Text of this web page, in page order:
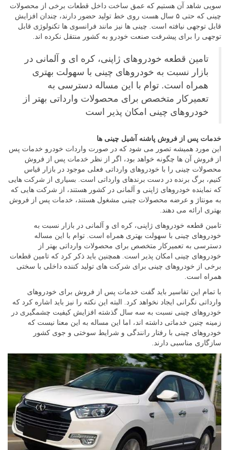
سویی شاهد آن هستیم که عمق ساخت داخل قطعات برخی از محصولات
چینی که حتی ۵ سال هست روی خط تولید حضور دارند، چندان افزایش
قابل توجهی نیافته است. چینی ها نیز مانند فرانسوی ها تکنولوژی قابل
توجهی را برای پیشرفت صنعت خودرو به کشور منتقل نکرده اند.
تامین قطعه خودروهای ژاپنی، کره ای و آلمانی در
بازار نسبت به خودروهای چینی با سهولت بهتری
همراه است. توام با این مساله دسترسی به
تعمیرکار متخصص برای محصولات وارداتی بهتر از
خودروهای چینی امکان پذیر است
خدمات پس از فروش پاشنه آشیل چینی ها
این مورد همیشه تصور می شود که در صورت واردات خودرو خدمات پس
از فروش آن ها چگونه خواهد بود، اگر از نظر خدمات پس از فروش
محصولات چینی را با خودروهای وارداتی فعلی موجود در بازار قیاس
کنیم، برگ برنده در دست برندهای وارداتی است. بسیاری از شرکت هایی
که نماینده خودروهای ژاپنی و آلمانی در کشور هستند، از شرکت هایی که
به مونتاژ و عرضه محصولات چینی مشغول هستند، خدمات پس از فروش
بهتری ارائه می دهند.
تامین قطعه خودروهای ژاپنی، کره ای و آلمانی در بازار نسبت به
خودروهای چینی با سهولت بهتری همراه است. توام با این مساله
دسترسی به تعمیرکار متخصص برای محصولات وارداتی بهتر از
خودروهای چینی امکان پذیر است. همچنین باید ذکر کرد که تامین قطعات
برخی از خودروهای چینی برای شرکت های تولید کننده داخلی با سختی
همراه است.
با تمام این تفاسیر باید گفت خدمات پس از فروش برای خودروهای
وارداتی نگرانی ایجاد نخواهد کرد. البته این نکته را نیز باید اشاره کرد که
خودروهای چینی نسبت به سه سال گذشته افزایش کیفیت چشمگیری در
زمینه چنین خدماتی داشته اند، اما این مساله به این معنا نیست که
خودروهای چینی با رفتار رانندگی و شرایط سوختی و جوی کشور
سازگاری مناسبی دارند.